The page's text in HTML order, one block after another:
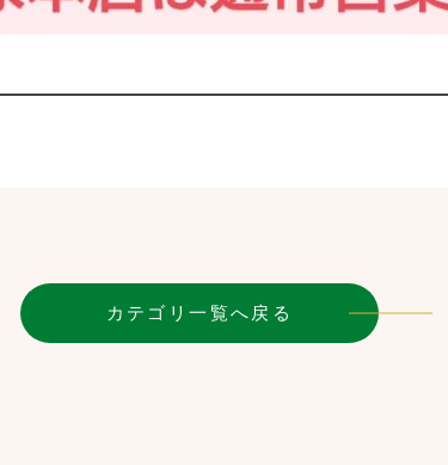
カテゴリ一覧へ戻る